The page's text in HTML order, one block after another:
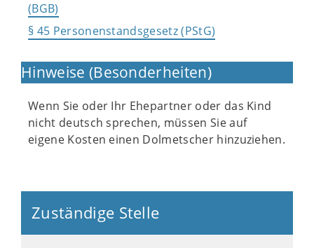
(BGB)
§ 45 Personenstandsgesetz (PStG)
Hinweise (Besonderheiten)
Wenn Sie oder Ihr Ehepartner oder das Kind
nicht deutsch sprechen, müssen Sie auf
eigene Kosten einen Dolmetscher hinzuziehen.
Zuständige Stelle